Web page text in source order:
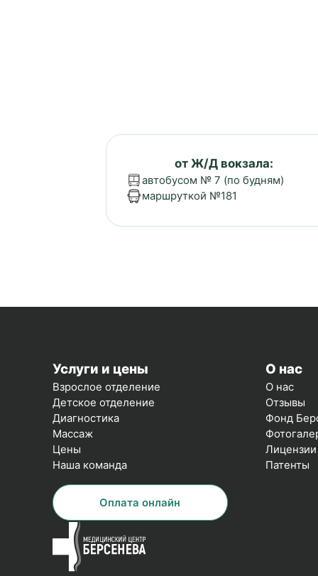
от Ж/Д вокзала:
автобусом № 7 (по будням)
маршруткой №181
Услуги и цены
Взрослое отделение
Детское отделение
Диагностика
Массаж
Цены
Наша команда
О нас
О нас
Отзывы
Фонд
Лицензии
Патенты
Оплата онлайн